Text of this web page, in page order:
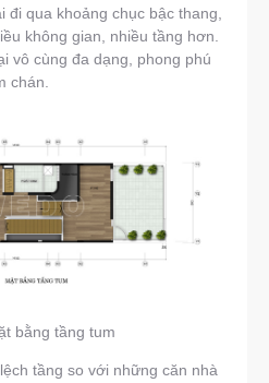
đi qua khoảng chục bậc thang,
không gian, nhiều tầng hơn.
vô cùng đa dạng, phong phú
chán.
bằng tầng tum
tầng so với những căn nhà